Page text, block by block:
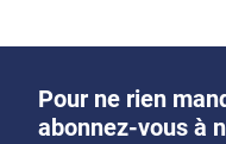
Pour ne rien
abonnez-vous à